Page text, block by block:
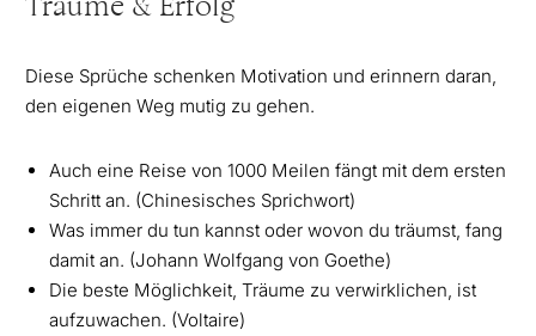
Träume & Erfolg
Diese Sprüche schenken Motivation und erinnern daran,
den eigenen Weg mutig zu gehen.
Auch eine Reise von 1000 Meilen fängt mit dem ersten
Schritt an. (Chinesisches Sprichwort)
Was immer du tun kannst oder wovon du träumst, fang
damit an. (Johann Wolfgang von Goethe)
Die beste Möglichkeit, Träume zu verwirklichen, ist
aufzuwachen. (Voltaire)